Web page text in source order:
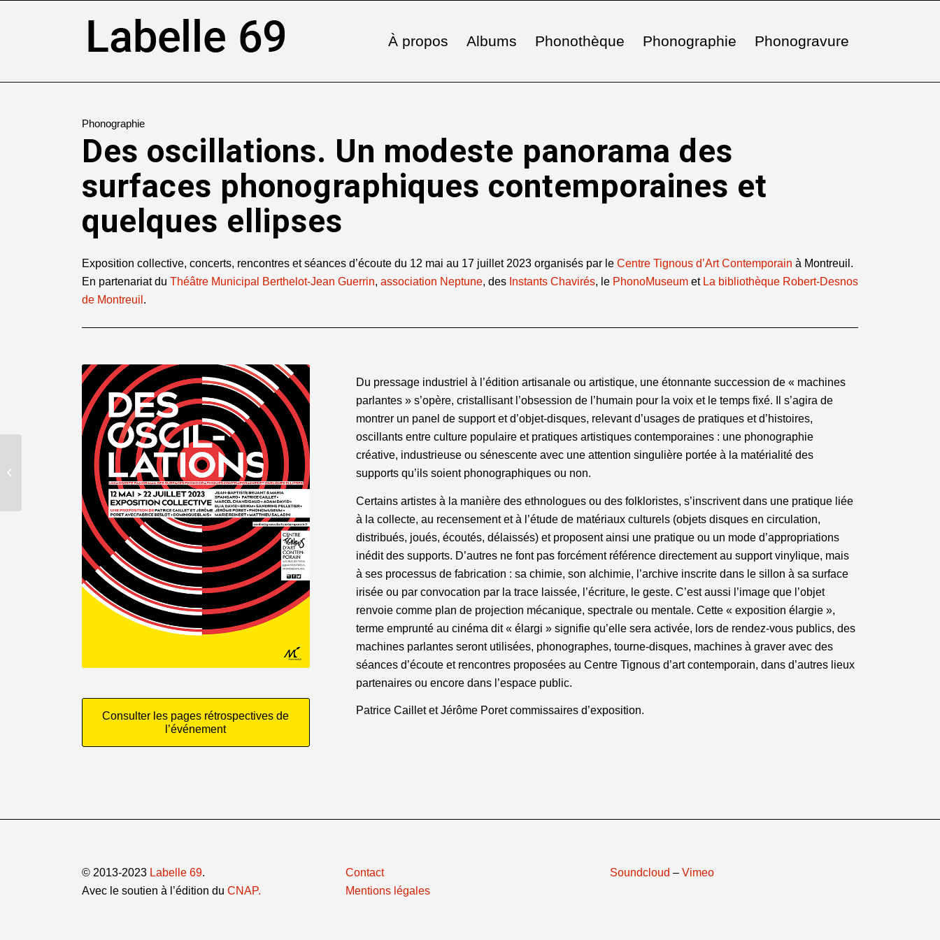
À propos Albums Phonothèque Phonographie Phonogravure
Phonographie
Des oscillations. Un modeste panorama des
surfaces phonographiques contemporaines et
quelques ellipses
Exposition collective, concerts, rencontres et séances d’écoute du 12 mai au 17 juillet 2023 organisés par le Centre Tignous d’Art Contemporain à Montreuil.
En partenariat du Théâtre Municipal Berthelot-Jean Guerrin, association Neptune, des Instants Chavirés, le PhonoMuseum et La bibliothèque Robert-Desnos
de Montreuil .
Consulter les pages rétrospectives de
l’événement
Du pressage industriel à l’édition artisanale ou artistique, une étonnante succession de « machines
parlantes » s’opère, cristallisant l’obsession de l’humain pour la voix et le temps fixé. Il s’agira de
montrer un panel de support et d’objet-disques, relevant d’usages de pratiques et d’histoires,
oscillants entre culture populaire et pratiques artistiques contemporaines : une phonographie
créative, industrieuse ou sénescente avec une attention singulière portée à la matérialité des
supports qu’ils soient phonographiques ou non.
Certains artistes à la manière des ethnologues ou des folkloristes, s’inscrivent dans une pratique liée
à la collecte, au recensement et à l’étude de matériaux culturels (objets disques en circulation,
distribués, joués, écoutés, délaissés) et proposent ainsi une pratique ou un mode d’appropriations
inédit des supports. D’autres ne font pas forcément référence directement au support vinylique, mais
à ses processus de fabrication : sa chimie, son alchimie, l’archive inscrite dans le sillon à sa surface
irisée ou par convocation par la trace laissée, l’écriture, le geste. C’est aussi l’image que l’objet
renvoie comme plan de projection mécanique, spectrale ou mentale. Cette « exposition élargie »,
terme emprunté au cinéma dit « élargi » signifie qu’elle sera activée, lors de rendez-vous publics, des
machines parlantes seront utilisées, phonographes, tourne-disques, machines à graver avec des
séances d’écoute et rencontres proposées au Centre Tignous d’art contemporain, dans d’autres lieux
partenaires ou encore dans l’espace public.
Patrice Caillet et Jérôme Poret commissaires d’exposition.
© 2013-2023 Labelle 69.
Avec le soutien à l’édition du CNAP.
Contact
Mentions légales
Soundcloud – Vimeo